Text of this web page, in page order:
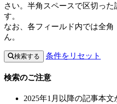
さい。半角スペースで区切っ
す。
なお、各フィールド内では全
ん。
検索する 条件をリセット
検索のご注意
2025年1月以降の記事本